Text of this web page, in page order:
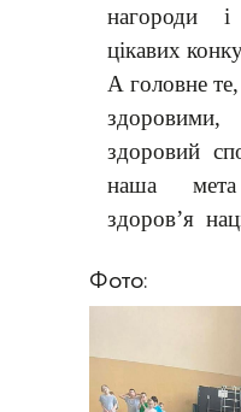
нагороди і
цікавих
А головне
здоровий
наша
здоров’я
Фото: